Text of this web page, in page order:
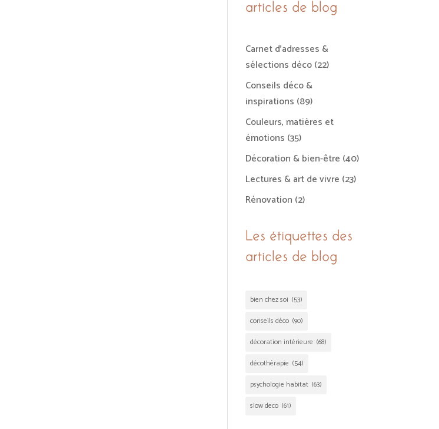
articles de blog
Carnet d'adresses &
sélections déco(22)
Conseils déco &
inspirations (89)
Couleurs, matières et
émotions (35)
Décoration & bien-être (40)
Lectures & art de vivre (23)
Rénovation (2)
Les étiquettes des
articles de blog
bien chez soi (53)
conseils déco (90)
décoration intérieure (68)
décothérapie (54)
psychologie habitat (63)
slow deco (61)